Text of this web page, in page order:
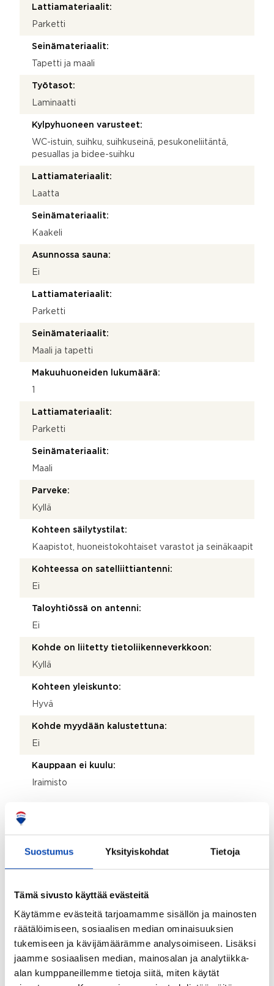
Suostumus Yksityiskohdat Tietoja
Tämä sivusto käyttää evästeitä
Käytämme evästeitä tarjoamamme sisällön ja mainosten
räätälöimiseen, sosiaalisen median ominaisuuksien
tukemiseen ja kävijämäärämme analysoimiseen. Lisäksi
jaamme sosiaalisen median, mainosalan ja analytiikka-
alan kumppaneillemme tietoja siitä, miten käytät
Lattiamateriaalit:
Parketti
Seinämateriaalit:
Tapetti ja maali
Työtasot:
Laminaatti
Kylpyhuoneen varusteet:
WC-istuin, suihku, suihkuseinä, pesukoneliitäntä,
pesuallas ja bidee-suihku
Lattiamateriaalit:
Laatta
Seinämateriaalit:
Kaakeli
Asunnossa sauna:
Ei
Lattiamateriaalit:
Parketti
Seinämateriaalit:
Maali ja tapetti
Makuuhuoneiden lukumäärä:
Lattiamateriaalit:
Parketti
Seinämateriaalit:
Maali
Parveke:
Kyllä
Kohteen säilytystilat:
Kaapistot, huoneistokohtaiset varastot ja seinäkaapit
Kohteessa on satelliittiantenni:
Ei
Taloyhtiössä on antenni:
Ei
Kohde on liitetty tietoliikenneverkkoon:
Kyllä
Kohteen yleiskunto:
Hyvä
Kohde myydään kalustettuna:
Ei
Kauppaan ei kuulu:
Iraimisto
Taloyhtiö
Taloyhtiön nimi:
Kiinteistötunnus:
109-3-21-5
Kiinteistönhoidosta vastaa: